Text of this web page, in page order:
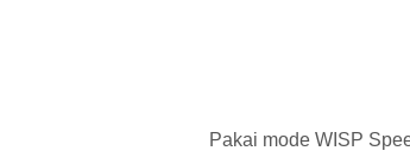
Pakai mode WISP